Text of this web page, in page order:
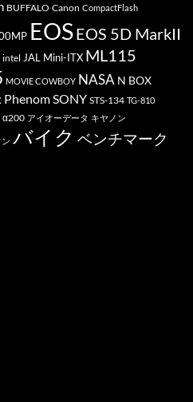
BUFFALO Canon CompactFlash
EOSEOS 5D MarkII
intel JAL Mini-ITX ML115
MOVIE COWBOY NASA N BOX
PhenomSONY STS-134 TG-810
α200 アイオーデータ キヤノン
バイク ベンチマーク